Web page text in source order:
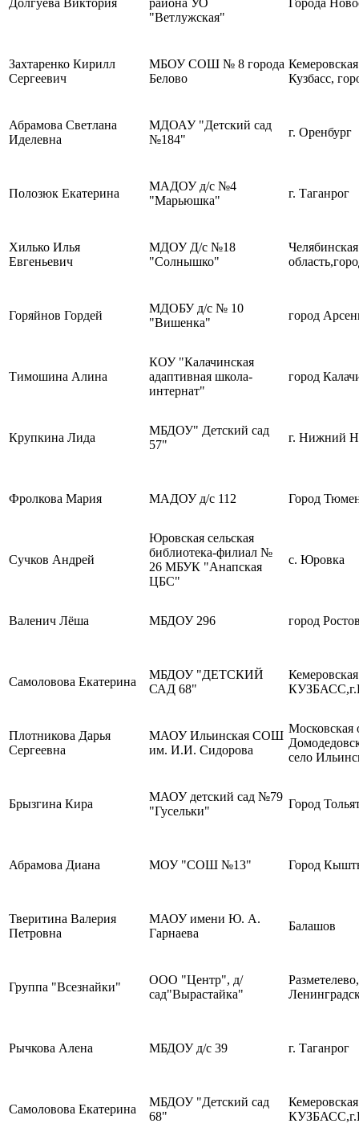
Долгуева Виктория
района УО
"Ветлужская"
Города
Захтаренко Кирилл
Сергеевич
МБОУ СОШ № 8 города
Белово
Кузбасс,
Абрамова Светлана
Иделевна
МДОАУ "Детский сад
№184"
г. Оренбург
Полозюк Екатерина
МАДОУ д/с №4
"Марьюшка"
г. Таганрог
Хилько Илья
Евгеньевич
МДОУ Д/с №18
"Солнышко"
Челябинская
Горяйнов Гордей
МДОБУ д/с № 10
"Вишенка"
город
Тимошина Алина
КОУ "Калачинская
адаптивная школа-
интернат"
город
Крупкина Лида
МБДОУ" Детский сад
57"
г. Нижний
Фролкова Мария МАДОУ д/с 112 Город
Сучков Андрей
Юровская сельская
библиотека-филиал №
26 МБУК "Анапская
ЦБС"
с. Юровка
Валенич Лёша МБДОУ 296 город
Самоловова Екатерина
МБДОУ "ДЕТСКИЙ
САД 68"
Плотникова Дарья
Сергеевна
МАОУ Ильинская СОШ
им. И.И. Сидорова
Московская
село
Брызгина Кира
МАОУ детский сад №79
"Гусельки"
Город
Абрамова Диана МОУ "СОШ №13" Город
Тверитина Валерия
Петровна
МАОУ имени Ю. А.
Гарнаева
Балашов
Группа "Всезнайки"
ООО "Центр", д/
сад"Вырастайка"
Разметелево,
Рычкова Алена МБДОУ д/с 39 г. Таганрог
Самоловова Екатерина
МБДОУ "Детский сад
68"